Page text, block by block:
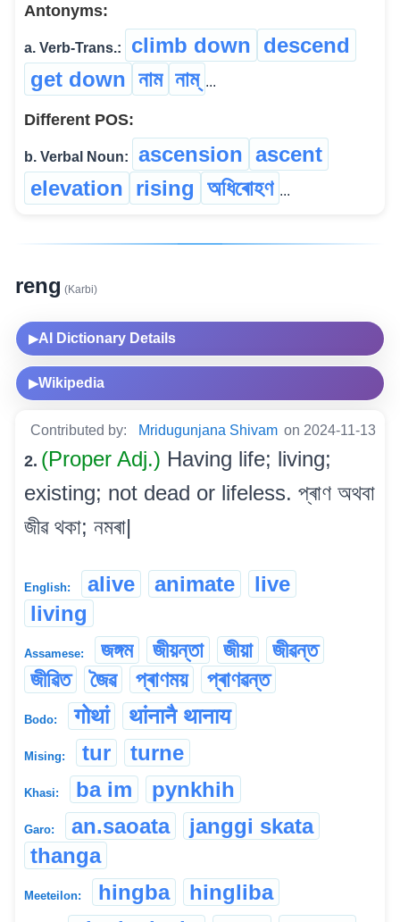
Antonyms:
a. Verb-Trans.: climb down descend
get down নাম নাম্ ...
Different POS:
b. Verbal Noun: ascension ascent
elevation rising অধিৰোহণ ...
reng (Karbi)
▶AI Dictionary Details
▶Wikipedia
Contributed by: Mridugunjana Shivam on 2024-11-13
2. (Proper Adj.) Having life; living;
existing; not dead or lifeless. প্ৰাণ অথবা
জীৱ থকা; নমৰা|
English: alive animate
live
living
Assamese: জঙ্গম জীয়ন্তা জীয়া
জীৱন্ত
জীৱিত
জৈৱ প্ৰাণময় প্ৰাণৱন্ত
Bodo: गोथां थांनानै थानाय
Mising: tur turne
Khasi: ba im pynkhih
Garo: an.saoata
janggi skata
thanga
Meeteilon: hingba
hingliba